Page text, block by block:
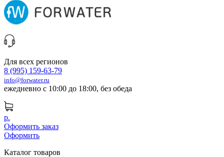
Для всех регионов
8 (995) 159-63-79
info@forwater.ru
ежедневно с 10:00 до 18:00, без обеда
р.
Оформить заказ
Оформить
Каталог товаров